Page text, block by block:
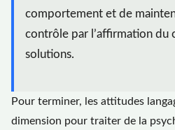
comportement et de
contrôle par l’affirmation du
solutions.
Pour terminer, les attitudes
dimension pour traiter de la